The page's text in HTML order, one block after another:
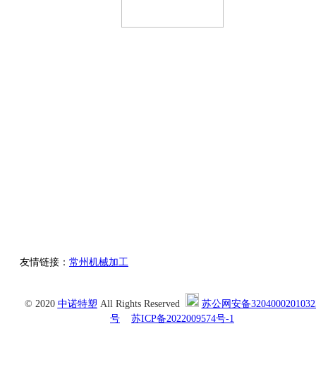
友情链接： 常州机械加工
© 2020 中诺特塑 All Rights Reserved
苏公网安备
号
苏ICP备2022009574号-1